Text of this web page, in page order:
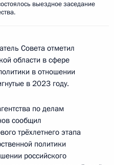
выездное заседание
Совета отметил
области в сфере
в отношении
в 2023 году.
по делам
сообщил
трёхлетнего этапа
политики
российского